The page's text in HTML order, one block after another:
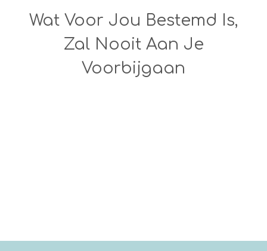
Wat Voor Jou Bestemd Is,
Zal Nooit Aan Je
Voorbijgaan